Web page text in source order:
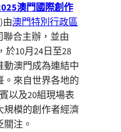
澳門國際創作
)由澳門特別行政區
合主辦，並由
於10月24日至28
動澳門成為連結中
來自世界各地的
以及20組現場表
規模的創作者經濟
注。